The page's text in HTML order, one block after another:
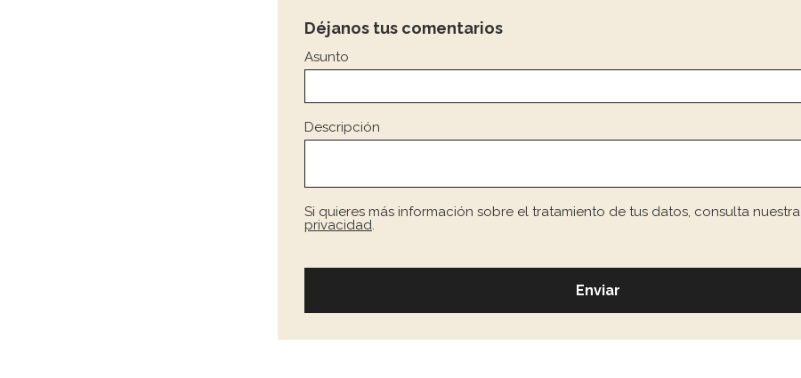
Déjanos tus comentarios
Asunto
Descripción
Si quieres más información sobre el tratamiento de tus datos, consulta nuestra
privacidad.